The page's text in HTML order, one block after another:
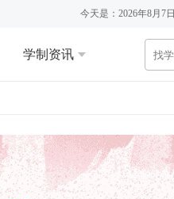
今天是： 2026年8月7日
学制资讯